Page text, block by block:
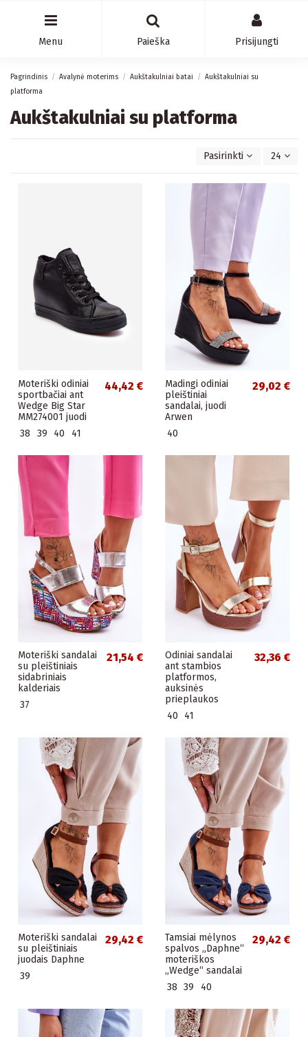
Menu Paieška Prisijungti
Pagrindinis Avalynė moterims Aukštakulniai batai
Aukštakulniai su
platforma
Aukštakulniai su platforma
Pasirinkti 24
Moteriški odiniai
sportbačiai ant
Wedge Big Star
MM274001 juodi
44,42 €
38 39 40 41
Madingi odiniai
pleištiniai
sandalai, juodi
Arwen
29,02 €
40
Moteriški sandalai
su pleištiniais
sidabriniais
kalderiais
21,54 €
37
Odiniai sandalai
ant stambios
platformos,
auksinės
prieplaukos
32,36 €
40 41
Moteriški sandalai
su pleištiniais
juodais Daphne
29,42 €
39
Tamsiai mėlynos
spalvos „Daphne“
moteriškos
„Wedge“ sandalai
29,42 €
38 39 40